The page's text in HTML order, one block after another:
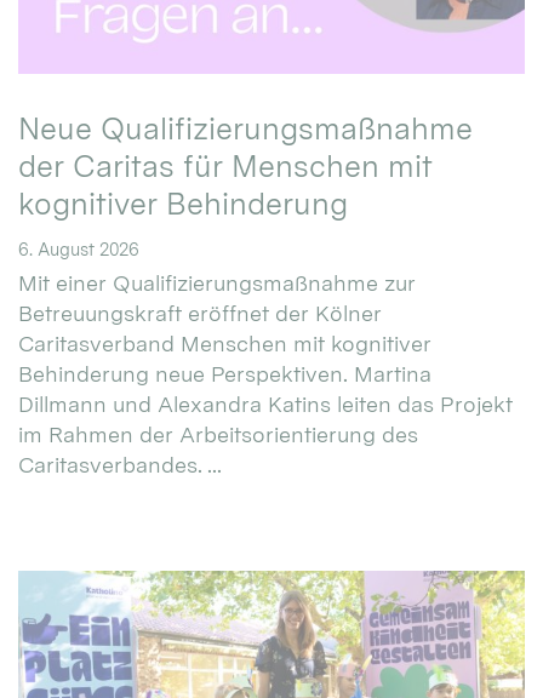
Neue Qualifizierungsmaßnahme
der Caritas für Menschen mit
kognitiver Behinderung
6. August 2026
Mit einer Qualifizierungsmaßnahme zur
Betreuungskraft eröffnet der Kölner
Caritasverband Menschen mit kognitiver
Behinderung neue Perspektiven. Martina
Dillmann und Alexandra Katins leiten das Projekt
im Rahmen der Arbeitsorientierung des
Caritasverbandes. ...